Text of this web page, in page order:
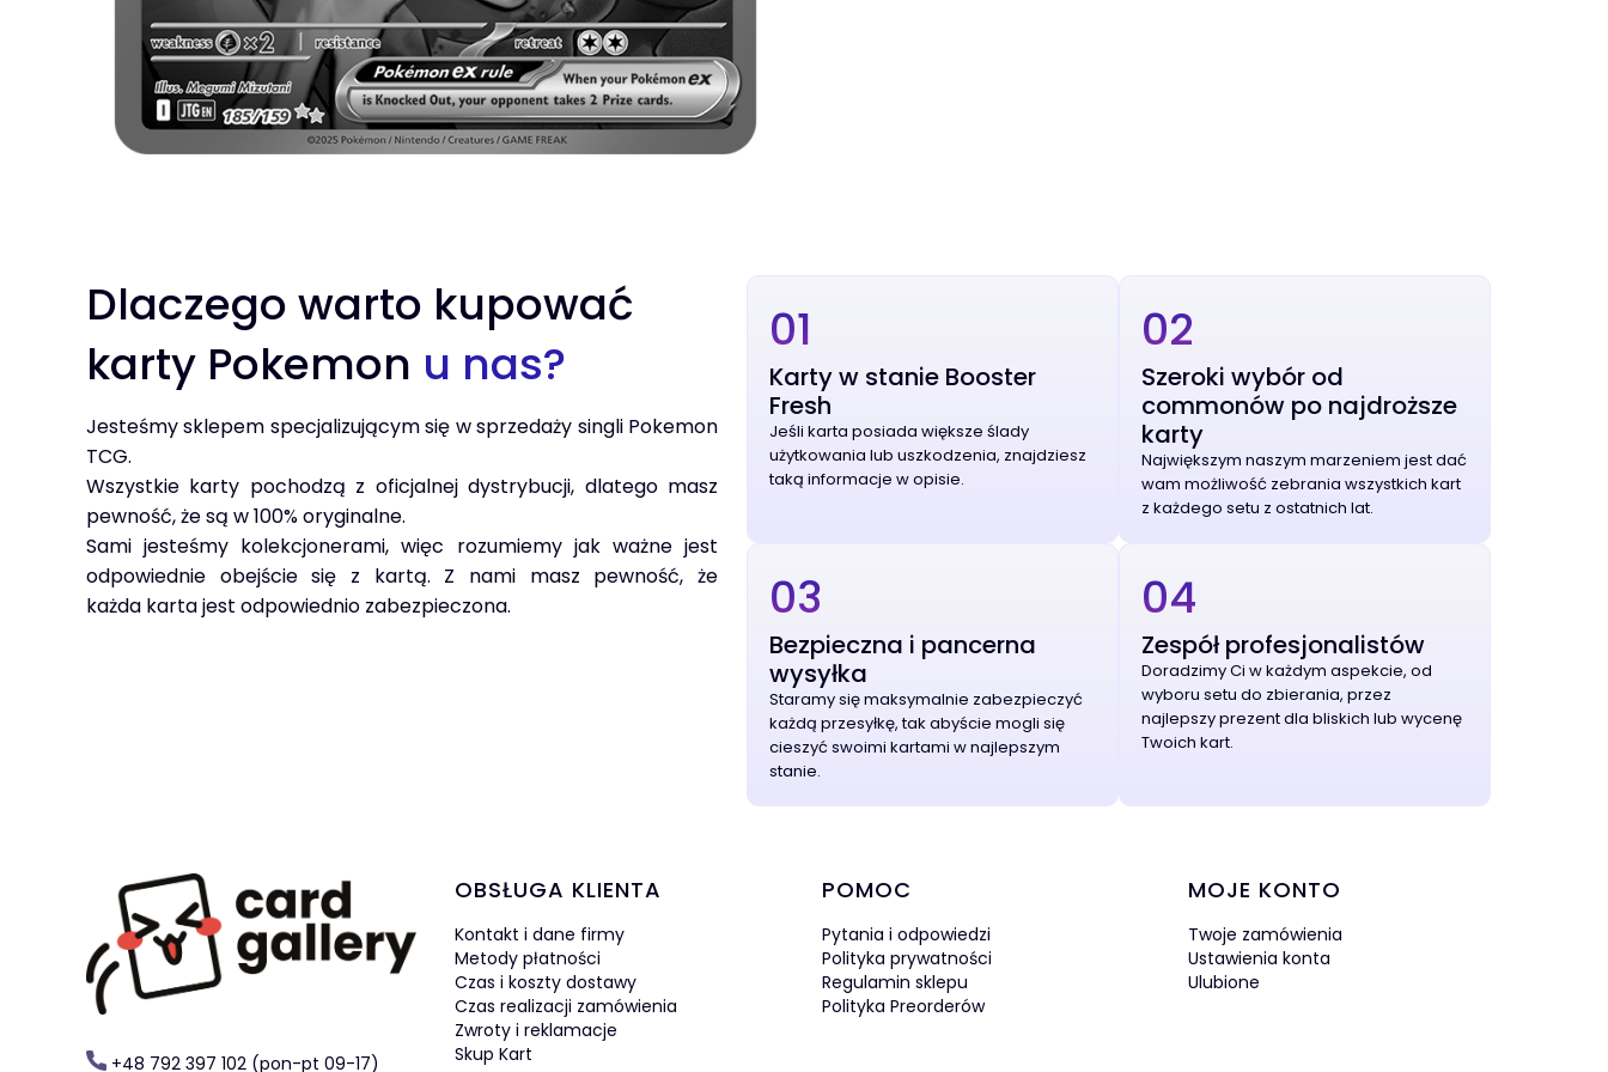
Dlaczego warto kupować
karty Pokemon u nas?
Jesteśmy sklepem specjalizującym się w sprzedaży singli Pokemon
TCG.
Wszystkie karty pochodzą z oficjalnej dystrybucji, dlatego masz
pewność, że są w 100% oryginalne.
Sami jesteśmy kolekcjonerami, więc rozumiemy jak ważne jest
odpowiednie obejście się z kartą. Z nami masz pewność, że
każda karta jest odpowiednio zabezpieczona.
01
Karty w stanie Booster
Fresh
Jeśli karta posiada większe ślady
użytkowania lub uszkodzenia, znajdziesz
taką informacje w opisie.
02
Szeroki wybór od
commonów po najdroższe
karty
Największym naszym marzeniem jest dać
wam możliwość zebrania wszystkich kart
z każdego setu z ostatnich lat.
03
Bezpieczna i pancerna
wysyłka
Staramy się maksymalnie zabezpieczyć
każdą przesyłkę, tak abyście mogli się
cieszyć swoimi kartami w najlepszym
stanie.
04
Zespół profesjonalistów
Doradzimy Ci w każdym aspekcie, od
wyboru setu do zbierania, przez
najlepszy prezent dla bliskich lub wycenę
Twoich kart.
+48 792 397 102 (pon-pt 09-17)
Linki w stopce
OBSŁUGA KLIENTA
Kontakt i dane firmy
Metody płatności
Czas i koszty dostawy
Czas realizacji zamówienia
Zwroty i reklamacje
Skup Kart
POMOC
Pytania i odpowiedzi
Polityka prywatności
Regulamin sklepu
Polityka Preorderów
MOJE KONTO
Twoje zamówienia
Ustawienia konta
Ulubione